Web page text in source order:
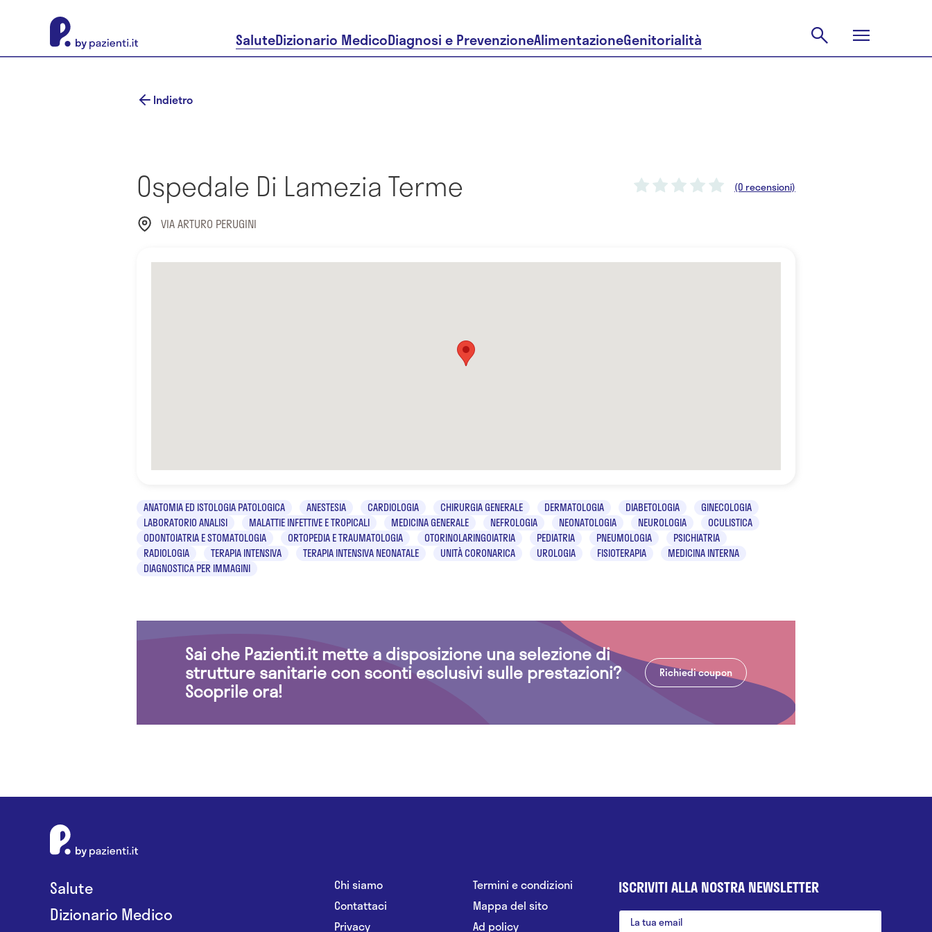
SaluteDizionario MedicoDiagnosi e PrevenzioneAlimentazioneGenitorialità
Indietro
Ospedale Di Lamezia Terme (0 recensioni)
VIA ARTURO PERUGINI
ANATOMIA ED ISTOLOGIA PATOLOGICA ANESTESIA CARDIOLOGIA CHIRURGIA GENERALE DERMATOLOGIA DIABETOLOGIA
GINECOLOGIA
LABORATORIO ANALISI
MALATTIE INFETTIVE E TROPICALI MEDICINA GENERALE NEFROLOGIA NEONATOLOGIA NEUROLOGIA
OCULISTICA
ODONTOIATRIA E STOMATOLOGIA
ORTOPEDIA E TRAUMATOLOGIA OTORINOLARINGOIATRIA PEDIATRIA PNEUMOLOGIA
PSICHIATRIA
RADIOLOGIA
TERAPIA INTENSIVA TERAPIA INTENSIVA NEONATALE UNITÀ CORONARICA UROLOGIA FISIOTERAPIA
MEDICINA INTERNA
DIAGNOSTICA PER IMMAGINI
Sai che Pazienti.it mette a disposizione una selezione di
strutture sanitarie con sconti esclusivi sulle prestazioni?
Scoprile ora!
Richiedi coupon
Salute
Dizionario Medico
Chi siamo
Contattaci
Privacy
Termini e condizioni
Mappa del sito
Ad policy
ISCRIVITI ALLA NOSTRA NEWSLETTER